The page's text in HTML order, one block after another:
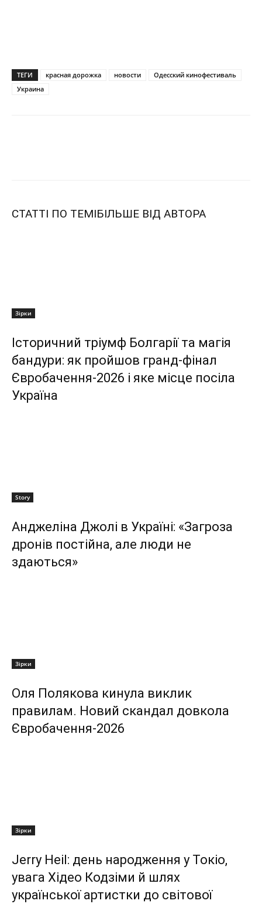
ТЕГИ красная дорожка новости
Одесский кинофестиваль
Украина
СТАТТІ ПО ТЕМІБІЛЬШЕ ВІД АВТОРА
Зірки
Історичний тріумф Болгарії та магія
бандури: як пройшов гранд-фінал
Євробачення-2026 і яке місце посіла
Україна
Story
Анджеліна Джолі в Україні: «Загроза
дронів постійна, але люди не
здаються»
Зірки
Оля Полякова кинула виклик
правилам. Новий скандал довкола
Євробачення-2026
Зірки
Jerry Heil: день народження у Токіо,
увага Хідео Кодзіми й шлях
української артистки до світової